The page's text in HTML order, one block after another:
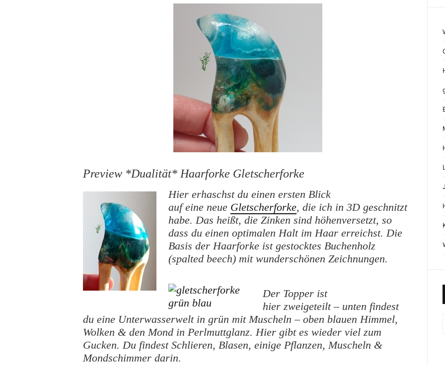
Preview *Dualität* Haarforke Gletscherforke
Hier erhaschst du einen ersten Blick
auf eine neue Gletscherforke, die ich in 3D geschnitzt
habe. Das heißt, die Zinken sind höhenversetzt, so
dass du einen optimalen Halt im Haar erreichst. Die
Basis der Haarforke ist gestocktes Buchenholz
(spalted beech) mit wunderschönen Zeichnungen.
Der Topper ist
hier zweigeteilt – unten findest
du eine Unterwasserwelt in grün mit Muscheln – oben blauen Himmel,
Wolken & den Mond in Perlmuttglanz. Hier gibt es wieder viel zum
Gucken. Du findest Schlieren, Blasen, einige Pflanzen, Muscheln &
Mondschimmer darin.